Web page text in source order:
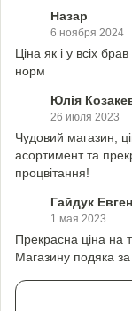
Назар
6 ноября 2024
Ціна як і у всіх
норм
Юлія
26 июля 2023
Чудовий магазин,
асортимент та
процвітання!
Гайдук
1 мая 2023
Прекрасна ціна на
Магазину подяка за